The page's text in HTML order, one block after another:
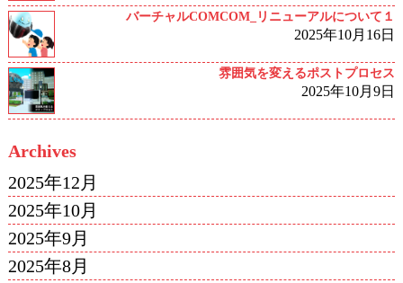
バーチャルCOMCOM_リニューアルについて１
2025年10月16日
雰囲気を変えるポストプロセス
2025年10月9日
Archives
2025年12月
2025年10月
2025年9月
2025年8月